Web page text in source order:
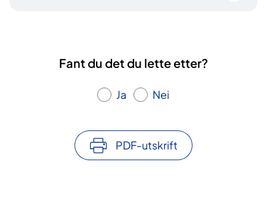
Fant du det du lette etter?
Ja Nei
PDF-utskrift